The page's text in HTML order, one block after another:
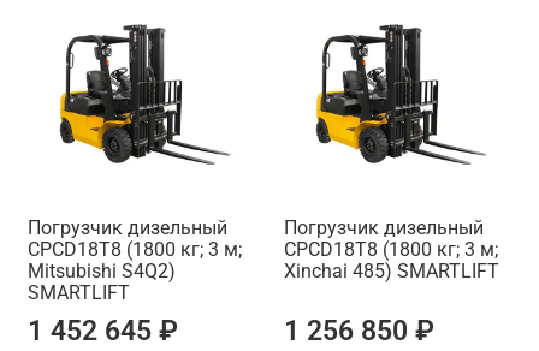
Погрузчик дизельный
CPCD18T8 (1800 кг; 3 м;
Mitsubishi S4Q2)
SMARTLIFT
1 452 645 ₽
Погрузчик дизельный
CPCD18T8 (1800 кг; 3 м;
Xinchai 485) SMARTLIFT
1 256 850 ₽